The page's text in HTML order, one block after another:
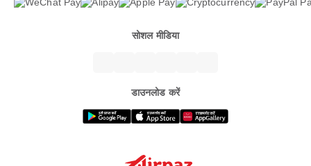
सोशल मीडिया
डाउनलोड करें